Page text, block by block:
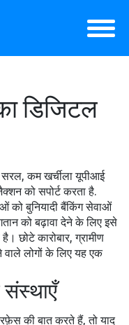
डिजिटल
कम खर्चीला यूपीआई
को सपोर्ट करता है.
को बुनियादी बैंकिंग सेवाओं
को बढ़ावा देने के लिए इसे
छोटे कारोबार, ग्रामीण
वाले लोगों के लिए यह एक
की बात करते हैं, तो याद